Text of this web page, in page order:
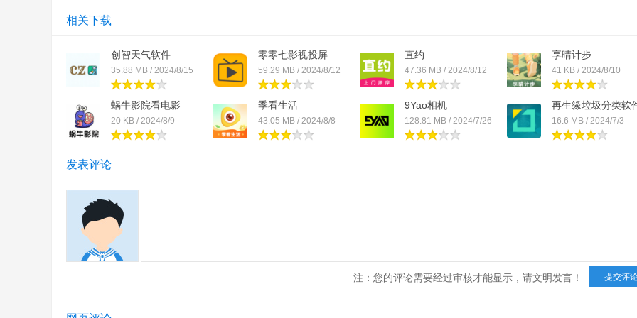
相关下载
创智天气软件
35.88 MB / 2024/8/15
零零七影视投屏
59.29 MB / 2024/8/12
直约
47.36 MB / 2024/8/12
享晴计步
41 KB / 2024/8/10
蜗牛影院看电影
20 KB / 2024/8/9
季看生活
43.05 MB / 2024/8/8
9Yao相机
128.81 MB / 2024/7/26
再生缘垃圾分类软
16.6 MB / 2024/7/3
发表评论
注：您的评论需要经过审核才能显示，请文明发言！